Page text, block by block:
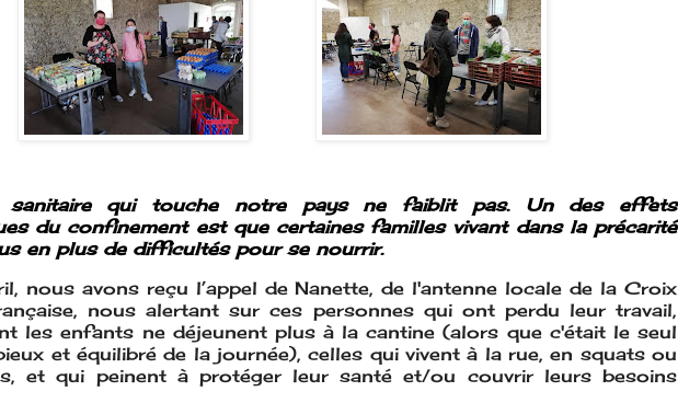
sanitaire qui touche notre pays ne faiblit pas. Un des effets
du confinement est que certaines familles vivant dans la précarité
en plus de difficultés pour se nourrir.
nous avons reçu l’appel de Nanette, de l'antenne locale de la Croix
nous alertant sur ces personnes qui ont perdu leur travail,
les enfants ne déjeunent plus à la cantine (alors que c'était le seul
et équilibré de la journée), celles qui vivent à la rue, en squats ou
et qui peinent à protéger leur santé et/ou couvrir leurs besoins